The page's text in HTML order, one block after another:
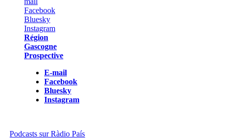
Région
Gascogne
Prospective
E-mail
Facebook
Bluesky
Instagram
Podcasts sur Ràdio País